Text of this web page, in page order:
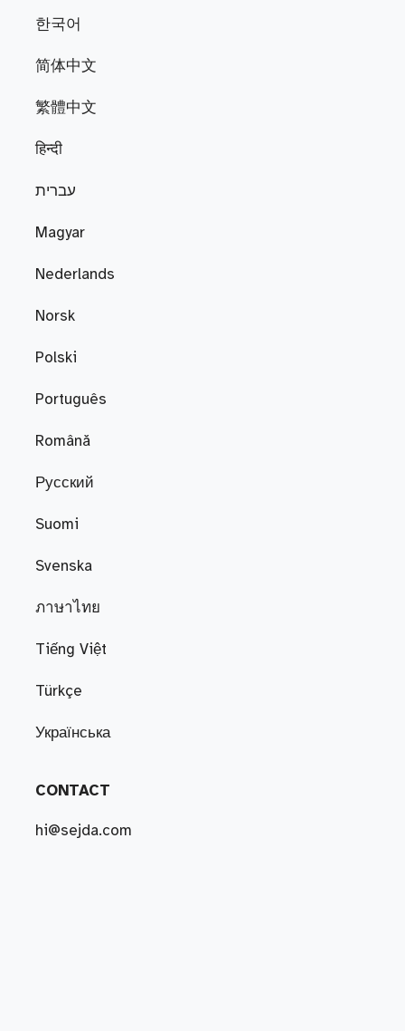
한국어
简体中文
繁體中文
हिन्दी
עברית
Magyar
Nederlands
Norsk
Polski
Português
Română
Русский
Suomi
Svenska
ภาษาไทย
Tiếng Việt
Türkçe
Українська
CONTACT
hi@sejda.com